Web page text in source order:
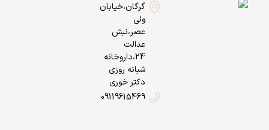
گرگان،خیابان
ولی
عصر،نبش
عدالت
24،داروخانه
شبانه روزی
دکتر خوری
09119615469